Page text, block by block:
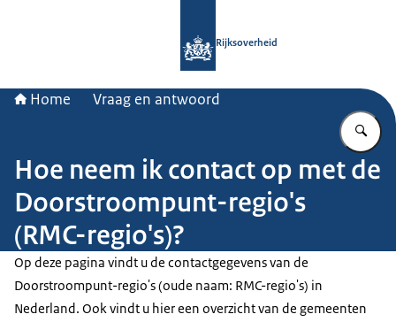
Rijksoverheid
Home Vraag en antwoord
Hoe neem ik contact op met de
Doorstroompunt-regio's
(RMC-regio's)?
Op deze pagina vindt u de contactgegevens van de
Doorstroompunt-regio's (oude naam: RMC-regio's) in
Nederland. Ook vindt u hier een overzicht van de gemeenten